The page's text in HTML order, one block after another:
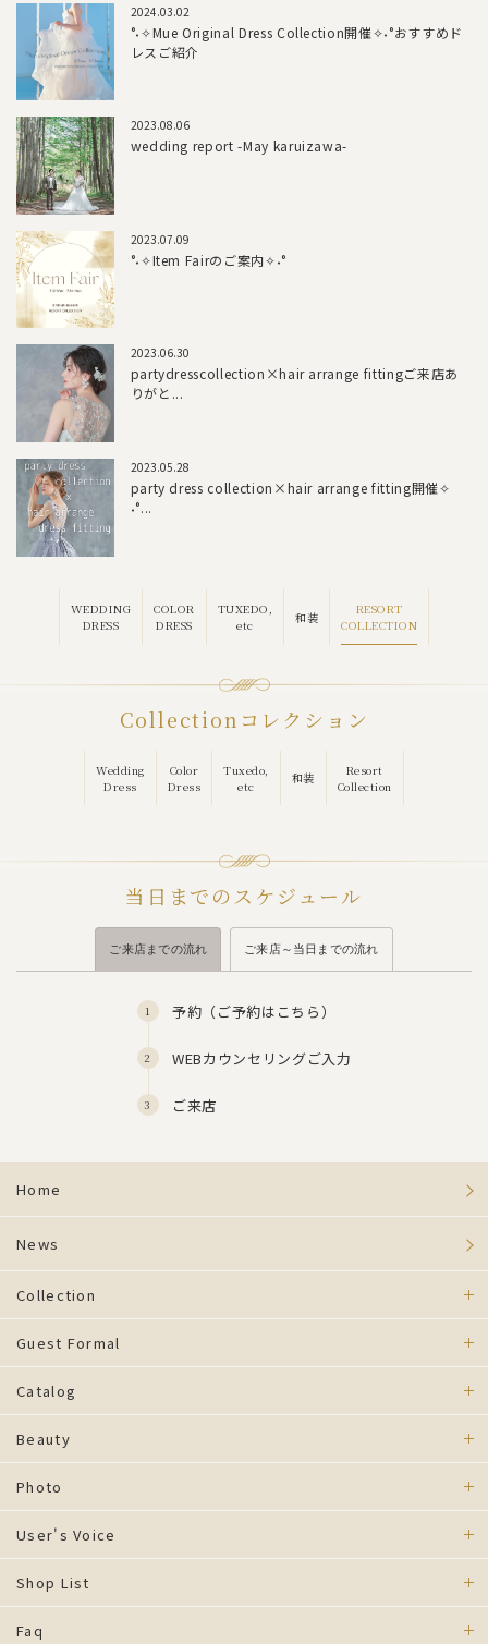
2024.03.02
°˖✧Mue Original Dress Collection開催✧˖°おすすめド
レスご紹介
2023.08.06
wedding report -May karuizawa-
2023.07.09
°˖✧Item Fairのご案内✧˖°
2023.06.30
partydresscollection×hair arrange fittingご来店あ
りがと...
2023.05.28
party dress collection×hair arrange fitting開催✧
˖°...
WEDDING
DRESS
COLOR
DRESS
TUXEDO,
etc
和装
RESORT
COLLECTION
Collection コレクション
Wedding
Dress
Color
Dress
Tuxedo,
etc
和装
Resort
Collection
当日までのスケジュール
ご来店までの流れ ご来店～当日までの流れ
予約（ご予約はこちら）
WEBカウンセリングご入力
ご来店
Home
News
Collection
Guest Formal
Catalog
Beauty
Photo
User's Voice
Shop List
Faq